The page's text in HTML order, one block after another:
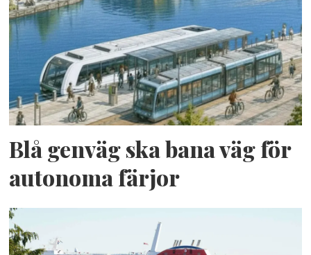
Blå genväg ska bana väg för
autonoma färjor